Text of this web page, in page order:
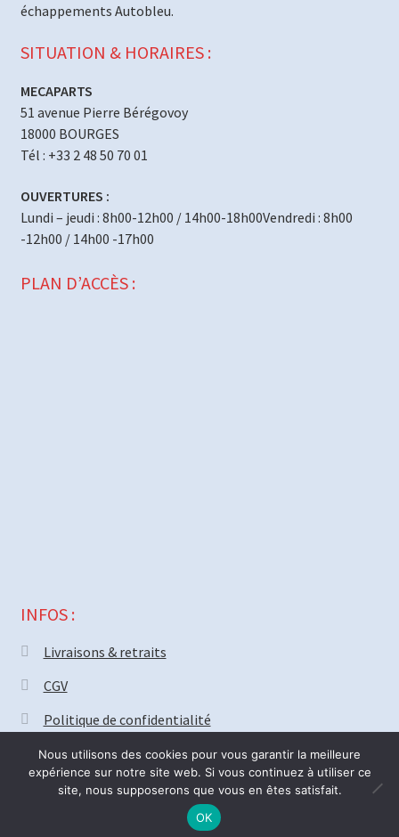
Nous serons fermé vendredi 31 Juillet pour deux semaines. Bonnes
vacances ! ré-ouverture Lundi 17 Août.
échappements Autobleu.
SITUATION & HORAIRES :
MECAPARTS
51 avenue Pierre Bérégovoy
18000 BOURGES
Tél : +33 2 48 50 70 01
OUVERTURES :
Lundi – jeudi : 8h00-12h00 / 14h00-18h00Vendredi : 8h00
-12h00 / 14h00 -17h00
PLAN D’ACCÈS :
INFOS :
Livraisons & retraits
CGV
Politique de confidentialité
© MECAPARTS 2021 ~ création siteWeb18.net
Nous utilisons des cookies pour vous garantir la meilleure
expérience sur notre site web. Si vous continuez à utiliser ce
site, nous supposerons que vous en êtes satisfait.
OK